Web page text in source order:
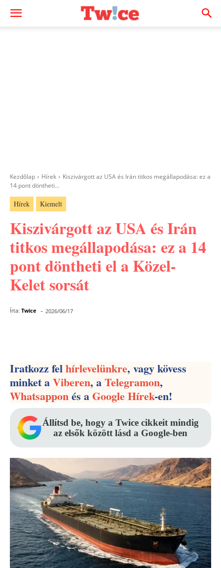
Kezdőlap Hírek
Kiszivárgott az USA és Irán titkos megállapodása: ez a
14 pont döntheti...
Hírek Kiemelt
Kiszivárgott az USA és Irán
titkos megállapodása: ez a 14
pont döntheti el a Közel-
Kelet sorsát
Írta: Twice - 2026/06/17
Iratkozz felhírlevelünkre, vagy kövess
minket aViberen, aTelegramon,
Whatsapponés aGoogle Hírek-en!
Állítsd be, hogy a Twice cikkeit mindig
az elsők között lásd a Google-ben